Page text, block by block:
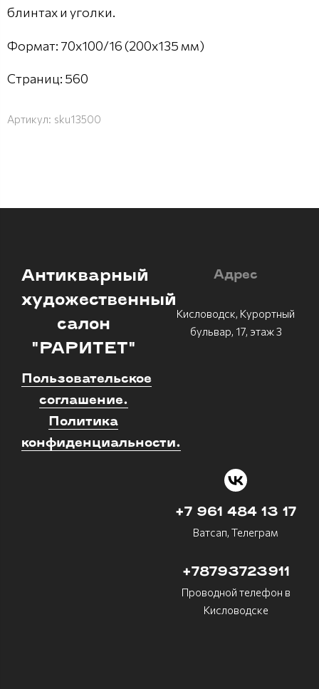
блинтах и уголки.
Формат: 70x100/16 (200x135 мм)
Страниц: 560
Артикул: sku13500
Антикварный
художественный
салон
"РАРИТЕТ"
Пользовательское
соглашение.
Политика
конфиденциальности.
Адрес
Кисловодск, Курортный
бульвар, 17, этаж 3
+7 961 484 13 17
Ватсап, Телеграм
+78793723911
Проводной телефон в
Кисловодске